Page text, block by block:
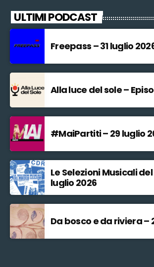
ULTIMI PODCAST
Freepass – 31 luglio
Alla luce del sole –
#MaiPartiti – 29 luglio
Le Selezioni Musicali
luglio 2026
Da bosco e da riviera –